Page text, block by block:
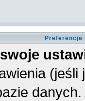
Preferencje